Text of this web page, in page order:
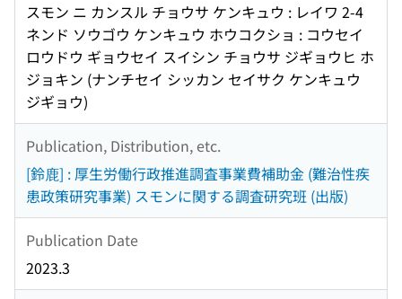
スモン ニ カンスル チョウサ ケンキュウ : レイワ 2-4
ネンド ソウゴウ ケンキュウ ホウコクショ : コウセイ
ロウドウ ギョウセイ スイシン チョウサ ジギョウヒ ホ
ジョキン (ナンチセイ シッカン セイサク ケンキュウ
ジギョウ)
Publication, Distribution, etc.
[鈴鹿] : 厚生労働行政推進調査事業費補助金 (難治性疾
患政策研究事業) スモンに関する調査研究班 (出版)
Publication Date
2023.3